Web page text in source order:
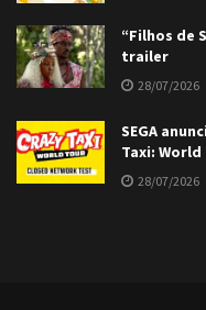
“Filhos de
trailer
28/07/2026
SEGA
Taxi: World
28/07/2026